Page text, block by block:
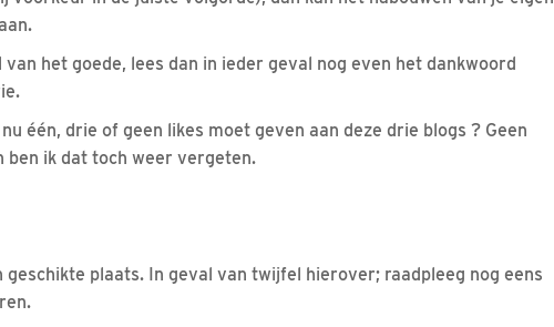
het goede, lees dan in ieder geval nog even het dankwoord
één, drie of geen likes moet geven aan deze drie blogs ? Geen
ben ik dat toch weer vergeten.
geschikte plaats. In geval van twijfel hierover; raadpleeg nog eens